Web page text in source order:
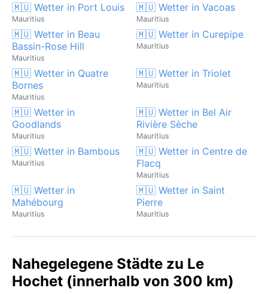
🇲🇺 Wetter in Port Louis
Mauritius
🇲🇺 Wetter in Vacoas
Mauritius
🇲🇺 Wetter in Beau
Bassin-Rose Hill
Mauritius
🇲🇺 Wetter in Curepipe
Mauritius
🇲🇺 Wetter in Quatre
Bornes
Mauritius
🇲🇺 Wetter in Triolet
Mauritius
🇲🇺 Wetter in
Goodlands
Mauritius
🇲🇺 Wetter in Bel Air
Rivière Sèche
Mauritius
🇲🇺 Wetter in Bambous
Mauritius
🇲🇺 Wetter in Centre de
Flacq
Mauritius
🇲🇺 Wetter in
Mahébourg
Mauritius
🇲🇺 Wetter in Saint
Pierre
Mauritius
Nahegelegene Städte zu Le
Hochet (innerhalb von 300 km)